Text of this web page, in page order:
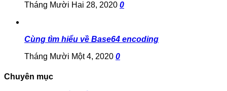
Tháng Mười Hai 28, 2020 0
Cùng tìm hiểu về Base64 encoding
Tháng Mười Một 4, 2020 0
Chuyên mục